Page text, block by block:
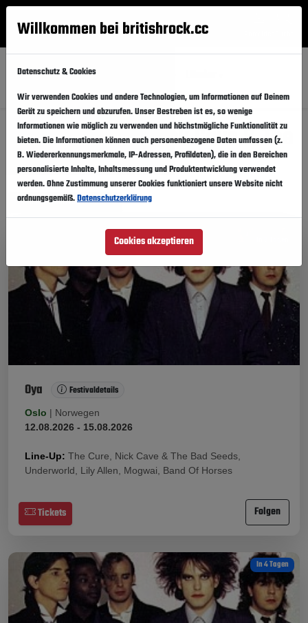
Menü
Alle Festival Updates
Musikfestivals: Nick Cave & The
Bad Seeds
Diese Festivalinfos teilen
Oya Festivaldetails
Oslo | Norwegen
12.08.2026 - 15.08.2026
Line-Up: The Cure, Nick Cave & The Bad Seeds,
Underworld, Lily Allen, Mogwai, Band Of Horses
Tickets Folgen
In 4 Tagen
Willkommen bei britishrock.cc
Datenschutz & Cookies
Wir verwenden Cookies und andere Technologien, um Informationen auf Deinem
Gerät zu speichern und abzurufen. Unser Bestreben ist es, so wenige
Informationen wie möglich zu verwenden und höchstmögliche Funktionalität zu
bieten. Die Informationen können auch personenbezogene Daten umfassen (z.
B. Wiedererkennungsmerkmale, IP-Adressen, Profildaten), die in den Bereichen
personalisierte Inhalte, Inhaltsmessung und Produktentwicklung verwendet
werden. Ohne Zustimmung unserer Cookies funktioniert unsere Website nicht
ordnungsgemäß.Datenschutzerklärung
Cookies akzeptieren